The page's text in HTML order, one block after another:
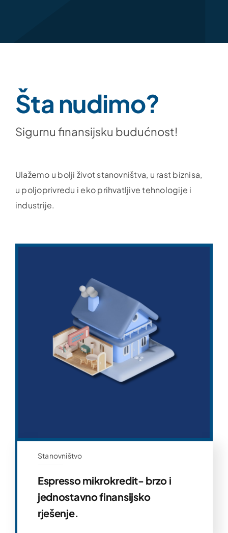
Šta nudimo?
Sigurnu finansijsku budućnost!
Ulažemo u bolji život stanovništva, u rast biznisa,
u poljoprivredu i eko prihvatljive tehnologije i
industrije.
Stanovništvo
Espresso mikrokredit- brzo i
jednostavno finansijsko
rješenje.